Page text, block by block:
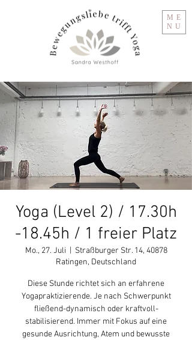
ME
NU
Yoga (Level 2) / 17.30h
-18.45h / 1 freier Platz
Mo., 27. Juli
Straßburger Str. 14, 40878
Ratingen, Deutschland
Diese Stunde richtet sich an erfahrene
Yogapraktizierende. Je nach Schwerpunkt
fließend-dynamisch oder kraftvoll-
stabilisierend. Immer mit Fokus auf eine
gesunde Ausrichtung, Atem und bewusste